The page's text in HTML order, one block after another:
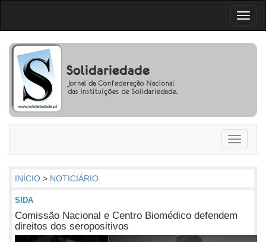
Toggle
INÍCIO > NOTICIÁRIO
SIDA
Comissão Nacional e Centro Biomédico defendem
direitos dos seropositivos